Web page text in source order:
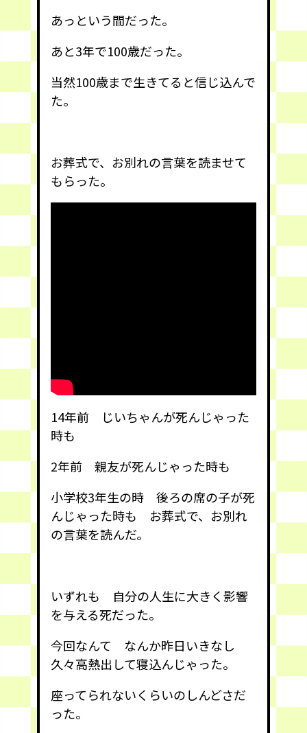
あっという間だった。
あと3年で100歳だった。
当然100歳まで生きてると信じ込んで
た。
お葬式で、お別れの言葉を読ませて
もらった。
14年前 じいちゃんが死んじゃった
時も
2年前 親友が死んじゃった時も
小学校3年生の時 後ろの席の子が死
んじゃった時も お葬式で、お別れ
の言葉を読んだ。
いずれも 自分の人生に大きく影響
を与える死だった。
今回なんて なんか昨日いきなし
久々高熱出して寝込んじゃった。
座ってられないくらいのしんどさだ
った。